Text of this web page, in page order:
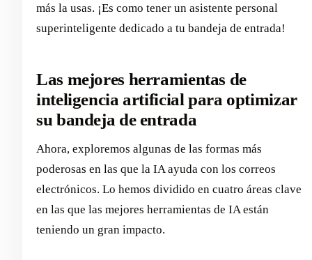
más la usas. ¡Es como tener un asistente personal
superinteligente dedicado a tu bandeja de entrada!
Las mejores herramientas de
inteligencia artificial para optimizar
su bandeja de entrada
Ahora, exploremos algunas de las formas más
poderosas en las que la IA ayuda con los correos
electrónicos. Lo hemos dividido en cuatro áreas clave
en las que las mejores herramientas de IA están
teniendo un gran impacto.